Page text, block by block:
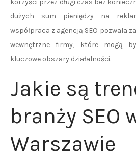
korzyści przez długi czas bez
dużych sum pieniędzy na
współpraca z agencją SEO pozwala
wewnętrzne firmy, które mogą
kluczowe obszary działalności.
Jakie są
branży SEO
Warszawie